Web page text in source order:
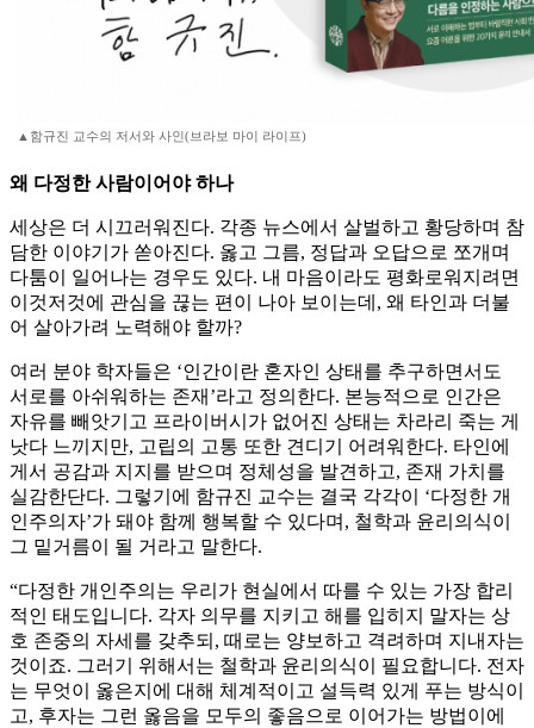
▲함규진 교수의 저서와 사인(브라보 마이 라이프)
왜 다정한 사람이어야 하나
세상은 더 시끄러워진다. 각종 뉴스에서 살벌하고 황당하며 참
담한 이야기가 쏟아진다. 옳고 그름, 정답과 오답으로 쪼개며
다툼이 일어나는 경우도 있다. 내 마음이라도 평화로워지려면
이것저것에 관심을 끊는 편이 나아 보이는데, 왜 타인과 더불
어 살아가려 노력해야 할까?
여러 분야 학자들은 ‘인간이란 혼자인 상태를 추구하면서도
서로를 아쉬워하는 존재’라고 정의한다. 본능적으로 인간은
자유를 빼앗기고 프라이버시가 없어진 상태는 차라리 죽는 게
낫다 느끼지만, 고립의 고통 또한 견디기 어려워한다. 타인에
게서 공감과 지지를 받으며 정체성을 발견하고, 존재 가치를
실감한단다. 그렇기에 함규진 교수는 결국 각각이 ‘다정한 개
인주의자’가 돼야 함께 행복할 수 있다며, 철학과 윤리의식이
그 밑거름이 될 거라고 말한다.
“다정한 개인주의는 우리가 현실에서 따를 수 있는 가장 합리
적인 태도입니다. 각자 의무를 지키고 해를 입히지 말자는 상
호 존중의 자세를 갖추되, 때로는 양보하고 격려하며 지내자는
것이죠. 그러기 위해서는 철학과 윤리의식이 필요합니다. 전자
는 무엇이 옳은지에 대해 체계적이고 설득력 있게 푸는 방식이
고, 후자는 그런 옳음을 모두의 좋음으로 이어가는 방법이에